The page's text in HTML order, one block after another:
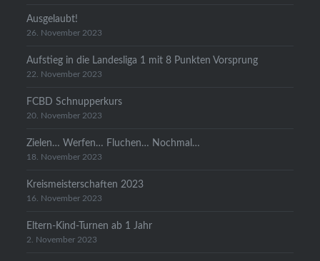
Ausgelaubt!
26. November 2023
Aufstieg in die Landesliga 1 mit 8 Punkten Vorsprung
22. November 2023
FCBD Schnupperkurs
20. November 2023
Zielen… Werfen… Fluchen… Nochmal…
18. November 2023
Kreismeisterschaften 2023
16. November 2023
Eltern-Kind-Turnen ab 1 Jahr
2. November 2023